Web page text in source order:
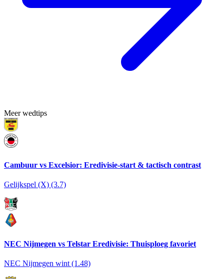
Meer wedtips
Cambuur vs Excelsior: Eredivisie-start & tactisch contrast
Gelijkspel (X) (3.7)
NEC Nijmegen vs Telstar Eredivisie: Thuisploeg favoriet
NEC Nijmegen wint (1.48)